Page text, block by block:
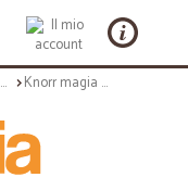
Spezie, dadi e insaporitori Knorr magia aromi soffritto - gr.80